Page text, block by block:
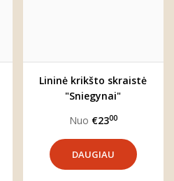
Lininė krikšto skraistė
"Sniegynai"
Nuo €2300
DAUGIAU